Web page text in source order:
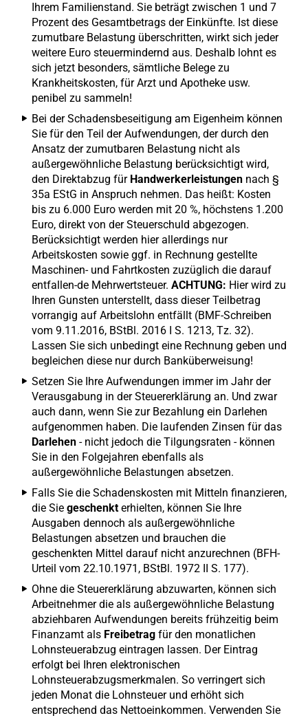
Ihrem Familienstand. Sie beträgt zwischen 1 und 7
Prozent des Gesamtbetrags der Einkünfte. Ist diese
zumutbare Belastung überschritten, wirkt sich jeder
weitere Euro steuermindernd aus. Deshalb lohnt es
sich jetzt besonders, sämtliche Belege zu
Krankheitskosten, für Arzt und Apotheke usw.
penibel zu sammeln!
Bei der Schadensbeseitigung am Eigenheim können
Sie für den Teil der Aufwendungen, der durch den
Ansatz der zumutbaren Belastung nicht als
außergewöhnliche Belastung berücksichtigt wird,
den Direktabzug für Handwerkerleistungen nach §
35a EStG in Anspruch nehmen. Das heißt: Kosten
bis zu 6.000 Euro werden mit 20 %, höchstens 1.200
Euro, direkt von der Steuerschuld abgezogen.
Berücksichtigt werden hier allerdings nur
Arbeitskosten sowie ggf. in Rechnung gestellte
Maschinen- und Fahrtkosten zuzüglich die darauf
entfallen-de Mehrwertsteuer. ACHTUNG: Hier wird zu
Ihren Gunsten unterstellt, dass dieser Teilbetrag
vorrangig auf Arbeitslohn entfällt (BMF-Schreiben
vom 9.11.2016, BStBl. 2016 I S. 1213, Tz. 32).
Lassen Sie sich unbedingt eine Rechnung geben und
begleichen diese nur durch Banküberweisung!
Setzen Sie Ihre Aufwendungen immer im Jahr der
Verausgabung in der Steuererklärung an. Und zwar
auch dann, wenn Sie zur Bezahlung ein Darlehen
aufgenommen haben. Die laufenden Zinsen für das
Darlehen - nicht jedoch die Tilgungsraten - können
Sie in den Folgejahren ebenfalls als
außergewöhnliche Belastungen absetzen.
Falls Sie die Schadenskosten mit Mitteln finanzieren,
die Sie geschenkterhielten, können Sie Ihre
Ausgaben dennoch als außergewöhnliche
Belastungen absetzen und brauchen die
geschenkten Mittel darauf nicht anzurechnen (BFH-
Urteil vom 22.10.1971, BStBl. 1972 II S. 177).
Ohne die Steuererklärung abzuwarten, können sich
Arbeitnehmer die als außergewöhnliche Belastung
abziehbaren Aufwendungen bereits frühzeitig beim
Finanzamt als Freibetrag für den monatlichen
Lohnsteuerabzug eintragen lassen. Der Eintrag
erfolgt bei Ihren elektronischen
Lohnsteuerabzugsmerkmalen. So verringert sich
jeden Monat die Lohnsteuer und erhöht sich
entsprechend das Nettoeinkommen. Verwenden Sie